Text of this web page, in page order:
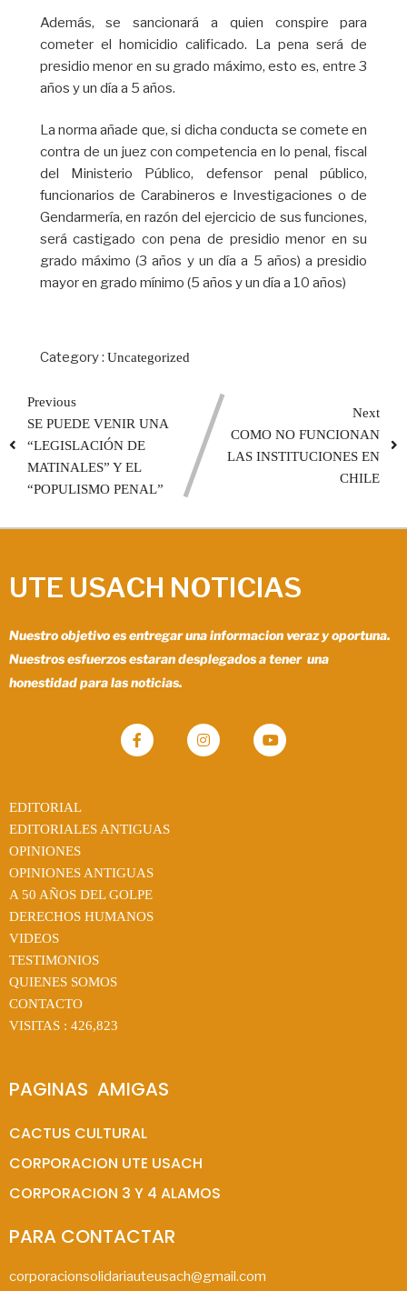
Además, se sancionará a quien conspire para
cometer el homicidio calificado. La pena será de
presidio menor en su grado máximo, esto es, entre 3
años y un día a 5 años.
La norma añade que, si dicha conducta se comete en
contra de un juez con competencia en lo penal, fiscal
del Ministerio Público, defensor penal público,
funcionarios de Carabineros e Investigaciones o de
Gendarmería, en razón del ejercicio de sus funciones,
será castigado con pena de presidio menor en su
grado máximo (3 años y un día a 5 años) a presidio
mayor en grado mínimo (5 años y un día a 10 años)
Category : Uncategorized
Previous
SE PUEDE VENIR UNA
“LEGISLACIÓN DE
MATINALES” Y EL
“POPULISMO PENAL”
Next
COMO NO FUNCIONAN
LAS INSTITUCIONES EN
CHILE
UTE USACH NOTICIAS
Nuestro objetivo es entregar una informacion veraz y oportuna.
Nuestros esfuerzos estaran desplegados a tener una
honestidad para las noticias.
EDITORIAL
EDITORIALES ANTIGUAS
OPINIONES
OPINIONES ANTIGUAS
A 50 AÑOS DEL GOLPE
DERECHOS HUMANOS
VIDEOS
TESTIMONIOS
QUIENES SOMOS
CONTACTO
VISITAS : 426,823
PAGINAS  AMIGAS
CACTUS CULTURAL
CORPORACION UTE USACH
CORPORACION 3 Y 4 ALAMOS
PARA CONTACTAR
corporacionsolidariauteusach@gmail.com